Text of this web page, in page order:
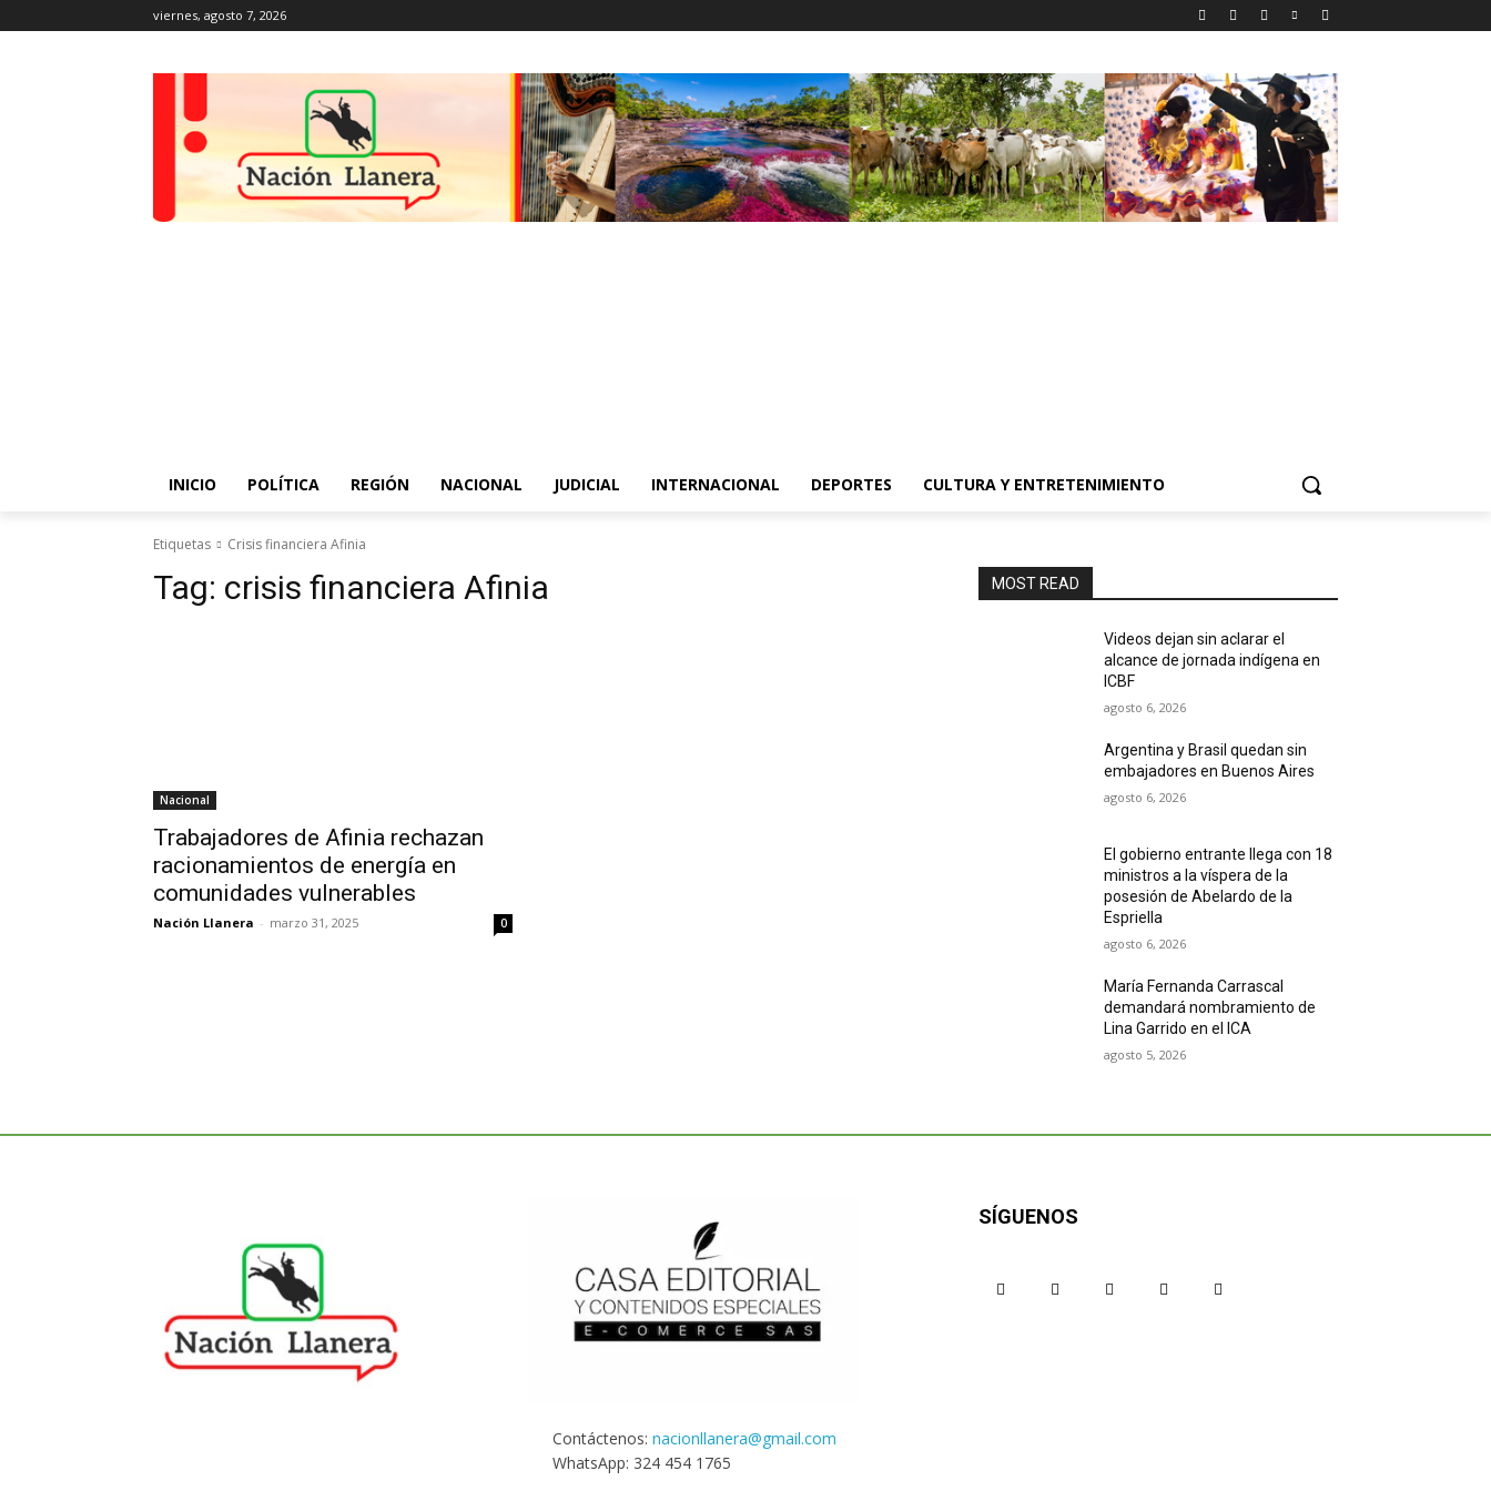
viernes, agosto 7, 2026
INICIO POLÍTICA REGIÓN NACIONAL JUDICIAL INTERNACIONAL DEPORTES CULTURA Y ENTRETENIMIENTO
Etiquetas Crisis financiera Afinia
Tag: crisis financiera Afinia
Nacional
Trabajadores de Afinia rechazan
racionamientos de energía en
comunidades vulnerables
Nación Llanera - marzo 31, 2025 0
MOST READ
Videos dejan sin aclarar el
alcance de jornada indígena en
ICBF
agosto 6, 2026
Argentina y Brasil quedan sin
embajadores en Buenos Aires
agosto 6, 2026
El gobierno entrante llega con 18
ministros a la víspera de la
posesión de Abelardo de la
Espriella
agosto 6, 2026
María Fernanda Carrascal
demandará nombramiento de
Lina Garrido en el ICA
agosto 5, 2026
Contáctenos: nacionllanera@gmail.com
WhatsApp: 324 454 1765
SÍGUENOS